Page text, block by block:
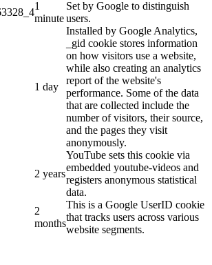
1
minute
Set by Google to distinguish
users.
1 day
Installed by Google Analytics,
_gid cookie stores information
on how visitors use a website,
while also creating an analytics
report of the website's
performance. Some of the data
that are collected include the
number of visitors, their source,
and the pages they visit
anonymously.
2 years
YouTube sets this cookie via
embedded youtube-videos and
registers anonymous statistical
data.
2
months
This is a Google UserID cookie
that tracks users across various
website segments.